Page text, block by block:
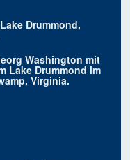
Drummond,
Washington mit
Lake Drummond im
Virginia.